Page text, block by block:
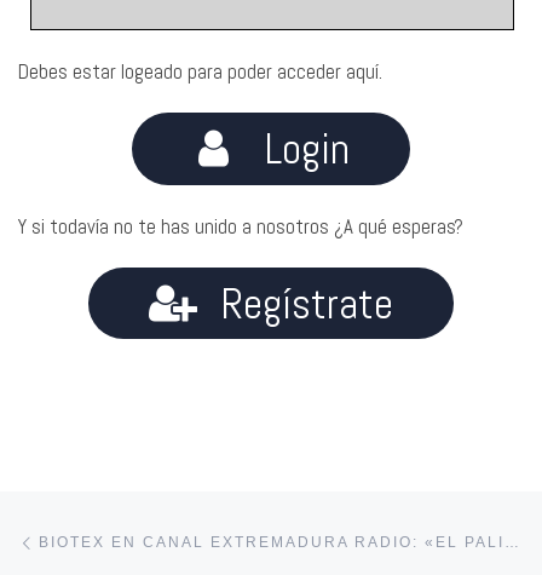
Debes estar logeado para poder acceder aquí.
Login
Y si todavía no te has unido a nosotros ¿A qué esperas?
Regístrate
Navegación de entradas BIOTEX EN CANAL EXTREMADURA RADIO: «EL PALIQUEO»